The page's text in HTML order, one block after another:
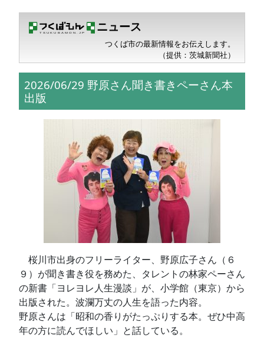
ニュース
つくば市の最新情報をお伝えします。
（提供：茨城新聞社）
2026/06/29 野原さん聞き書きペーさん本
出版
桜川市出身のフリーライター、野原広子さん（６
９）が聞き書き役を務めた、タレントの林家ペーさん
の新書「ヨレヨレ人生漫談」が、小学館（東京）から
出版された。波瀾万丈の人生を語った内容。
野原さんは「昭和の香りがたっぷりする本。ぜひ中高
年の方に読んでほしい」と話している。